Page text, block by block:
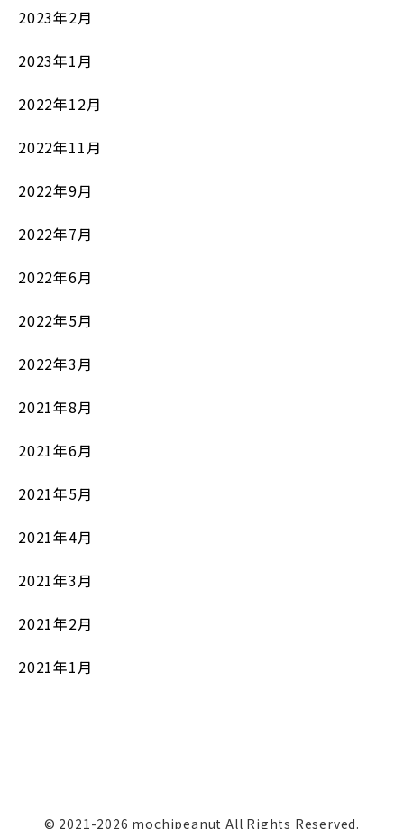
2023年2月
2023年1月
2022年12月
2022年11月
2022年9月
2022年7月
2022年6月
2022年5月
2022年3月
2021年8月
2021年6月
2021年5月
2021年4月
2021年3月
2021年2月
2021年1月
© 2021-2026 mochipeanut All Rights Reserved.